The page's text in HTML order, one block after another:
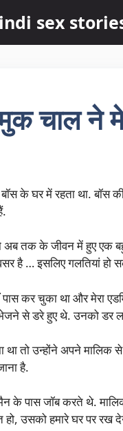
sex
चाल ने
के घर में रहता था. बॉस
तक के जीवन में हुए एक
है … इसलिए गलतियां
पास कर चुका था और मेरा
से डरे हुए थे. उनको डर
था तो उन्होंने अपने
है.
के पास जॉब करते थे.
उसको हमारे घर पर रख